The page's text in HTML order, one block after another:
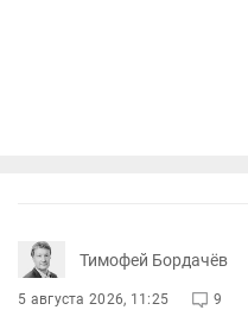
Тимофей Бордачёв
5 августа 2026, 11:25 9